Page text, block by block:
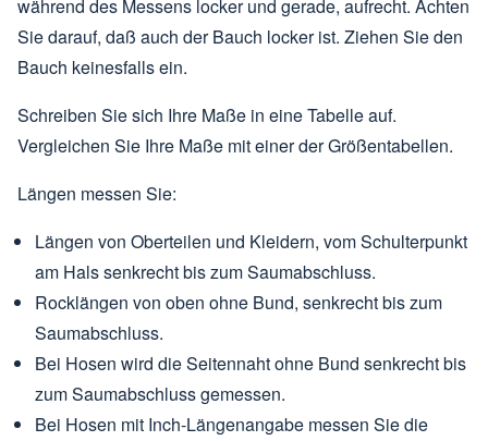
während des Messens locker und gerade, aufrecht. Achten
Sie darauf, daß auch der Bauch locker ist. Ziehen Sie den
Bauch keinesfalls ein.
Schreiben Sie sich Ihre Maße in eine Tabelle auf.
Vergleichen Sie Ihre Maße mit einer derGrößentabellen.
Längen messen Sie:
Längen von Oberteilen und Kleidern, vom Schulterpunkt
am Hals senkrecht bis zum Saumabschluss.
Rocklängen von oben ohne Bund, senkrecht bis zum
Saumabschluss.
Bei Hosen wird die Seitennaht ohne Bund senkrecht bis
zum Saumabschluss gemessen.
Bei Hosen mit Inch-Längenangabe messen Sie die